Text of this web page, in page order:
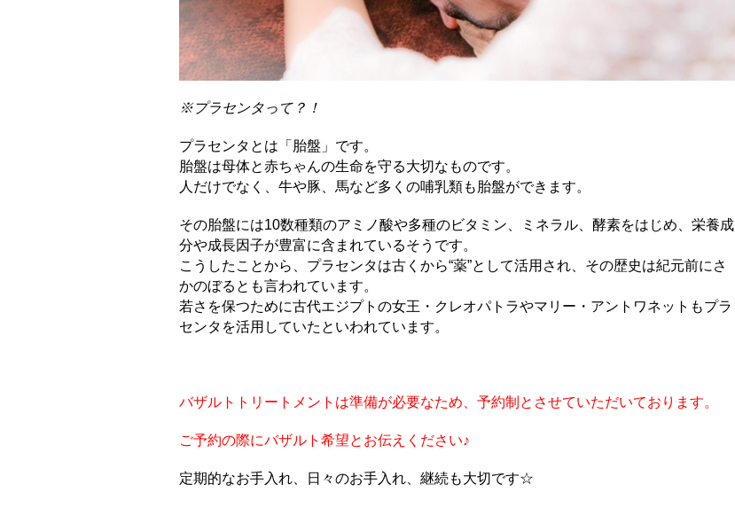
※プラセンタって？！
プラセンタとは「胎盤」です。
胎盤は母体と赤ちゃんの生命を守る大切なものです。
人だけでなく、牛や豚、馬など多くの哺乳類も胎盤ができます。
その胎盤には10数種類のアミノ酸や多種のビタミン、ミネラル、酵素をはじめ、栄養成
分や成長因子が豊富に含まれているそうです。
こうしたことから、プラセンタは古くから“薬”として活用され、その歴史は紀元前にさ
かのぼるとも言われています。
若さを保つために古代エジプトの女王・クレオパトラやマリー・アントワネットもプラ
センタを活用していたといわれています。
バザルトトリートメントは準備が必要なため、予約制とさせていただいております。
ご予約の際にバザルト希望とお伝えください♪
定期的なお手入れ、日々のお手入れ、継続も大切です☆